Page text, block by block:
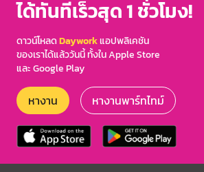
ได้ทันทีเร็วสุด 1 ชั่วโมง!
ดาวน์โหลดDayworkแอปพลิเคชัน
ของเราได้แล้ววันนี้ ทั้งใน Apple Store
และ Google Play
หางาน หางานพาร์ทไทม์